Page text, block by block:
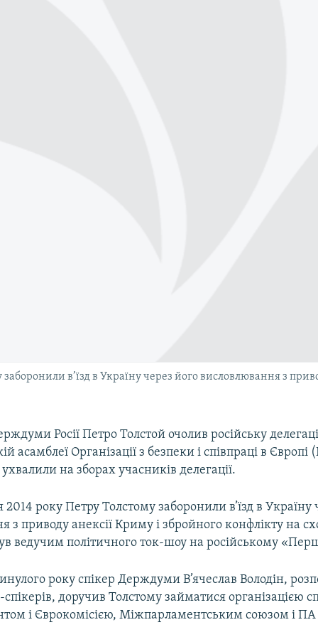
в’їзд в Україну через його висловлювання з
Росії Петро Толстой очолив російську
асамблеї Організації з безпеки і співпраці в
на зборах учасників делегації.
2014 року Петру Толстому заборонили в’їзд в Україну
з приводу анексії Криму і збройного конфлікту на
ведучим політичного ток-шоу на російському
року спікер Держдуми В’ячеслав Володін,
спікерів, доручив Толстому займатися організацією
і Єврокомісією, Міжпарламентським союзом і